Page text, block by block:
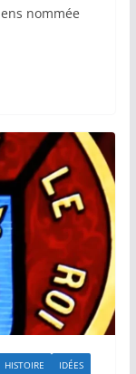
nommée
HISTOIRE
IDÉES